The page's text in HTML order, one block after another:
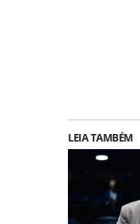
LEIA TAMBÉM